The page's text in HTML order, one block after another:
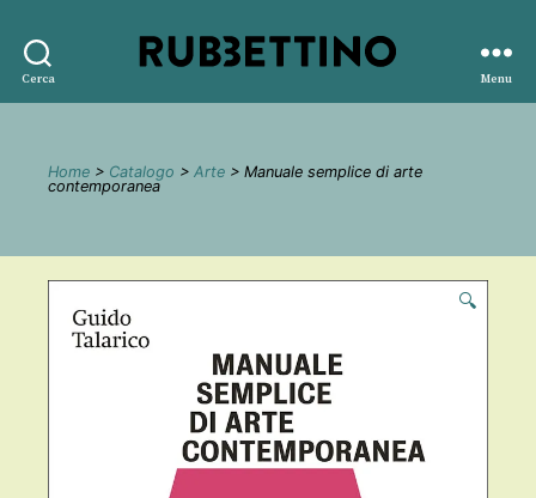
Cerca
editore
Menu
Home > Catalogo > Arte > Manuale semplice di arte
contemporanea
🔍